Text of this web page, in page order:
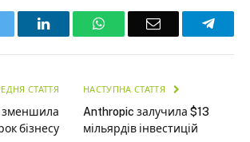
LinkedInWhatsAppEmail
СТАТТЯ
зменшила
бізнесу
НАСТУПНА СТАТТЯ
Anthropic залучила $13
мільярдів інвестицій